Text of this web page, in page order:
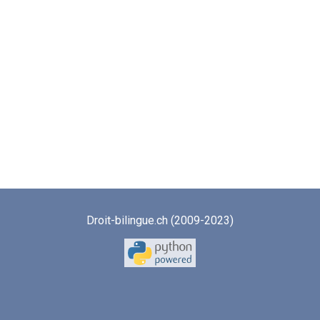
Droit-bilingue.ch (2009-2023)